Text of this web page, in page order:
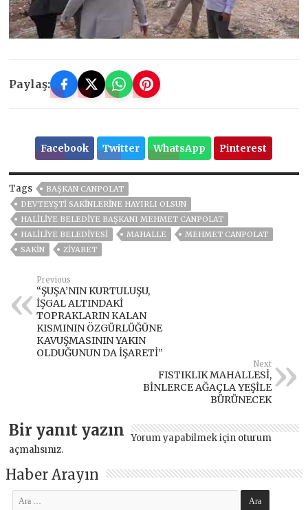
Paylaş:
Facebook Twitter WhatsApp Pinterest
Tags
BAŞKAN CANPOLAT
DEVTEYŞTİ SAKİNLERİNE HAYIRLI OLSUN
HALILIYE BELEDIYE BAŞKANI MEHMET CANPOLAT
HALİLİYE BELEDİYESİ
MAHALLE
MEHMET CANPOLAT
SAKİN
ZIYARET
Previous
“ŞUŞA’NIN KURTULUŞU,
İŞGAL ALTINDAKİ
TOPRAKLARIN KALAN
KISMININ ÖZGÜRLÜĞÜNE
KAVUŞMASININ YAKIN
OLDUĞUNUN DA İŞARETİ”
Next
FISTIKLIK MAHALLESİ,
BİNLERCE AĞAÇLA YEŞİLE
BÜRÜNECEK
Bir yanıt yazın Yorum yapabilmek için oturum
açmalısınız.
Haber Arayın